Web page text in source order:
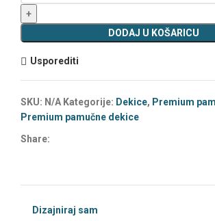
DODAJ U KOŠARICU
Usporediti
SKU: N/A Kategorije: Dekice, Premium
Premium pamučne dekice
Share:
Dizajniraj sam